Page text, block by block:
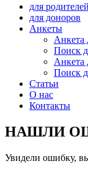
для родителей
для доноров
Анкеты
Анкета
Поиск
Анкета
Поиск
Статьи
О нас
Контакты
НАШЛИ
Увидели ошибку,